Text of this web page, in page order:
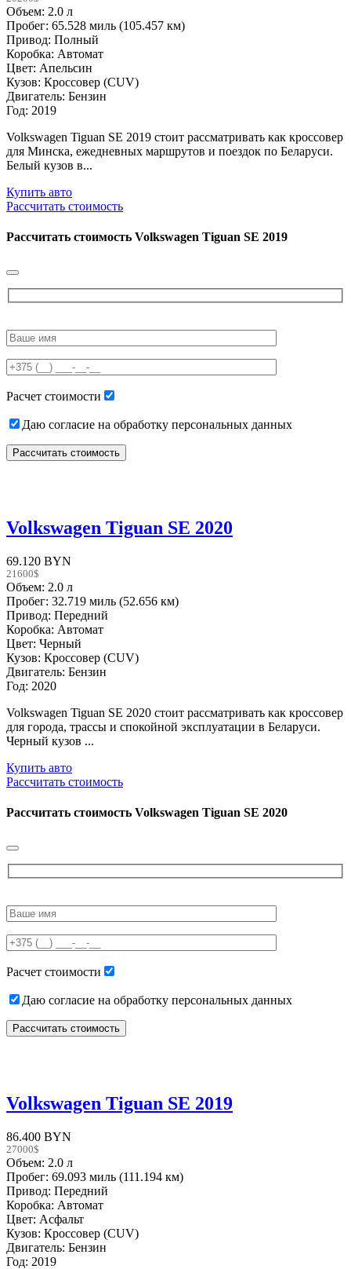
Объем: 2.0 л
Пробег: 65.528 миль (105.457 км)
Привод: Полный
Коробка: Автомат
Цвет: Апельсин
Кузов: Кроссовер (CUV)
Двигатель: Бензин
Год: 2019
Volkswagen Tiguan SE 2019 стоит рассматривать как кроссовер
для Минска, ежедневных маршрутов и поездок по Беларуси.
Белый кузов в...
Купить авто
Рассчитать стоимость
Рассчитать стоимость Volkswagen Tiguan SE 2019
leave
field
empty.
Расчет стоимости
Даю согласие на обработку персональных данных
Volkswagen Tiguan SE 2020
69.120 BYN
21600$
Объем: 2.0 л
Пробег: 32.719 миль (52.656 км)
Привод: Передний
Коробка: Автомат
Цвет: Черный
Кузов: Кроссовер (CUV)
Двигатель: Бензин
Год: 2020
Volkswagen Tiguan SE 2020 стоит рассматривать как кроссовер
для города, трассы и спокойной эксплуатации в Беларуси.
Черный кузов ...
Купить авто
Рассчитать стоимость
Рассчитать стоимость Volkswagen Tiguan SE 2020
leave
field
empty.
Расчет стоимости
Даю согласие на обработку персональных данных
Volkswagen Tiguan SE 2019
86.400 BYN
27000$
Объем: 2.0 л
Пробег: 69.093 миль (111.194 км)
Привод: Передний
Коробка: Автомат
Цвет: Асфальт
Кузов: Кроссовер (CUV)
Двигатель: Бензин
Год: 2019